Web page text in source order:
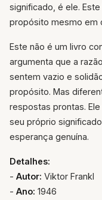
significado, é ele.
propósito mesmo em
Este não é um livro
argumenta que a
sentem vazio e
propósito. Mas
respostas prontas.
seu próprio
esperança genuína.
Detalhes:
- Autor: Viktor Frankl
- Ano: 1946